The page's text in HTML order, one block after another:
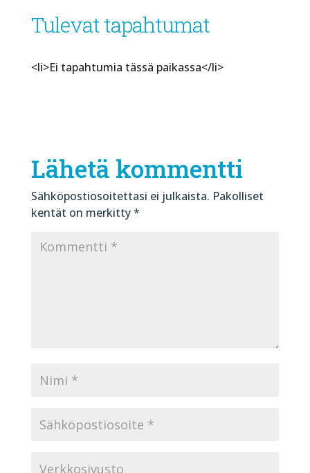
Tulevat tapahtumat
<li>Ei tapahtumia tässä paikassa</li>
Lähetä kommentti
Sähköpostiosoitettasi ei julkaista. Pakolliset
kentät on merkitty*